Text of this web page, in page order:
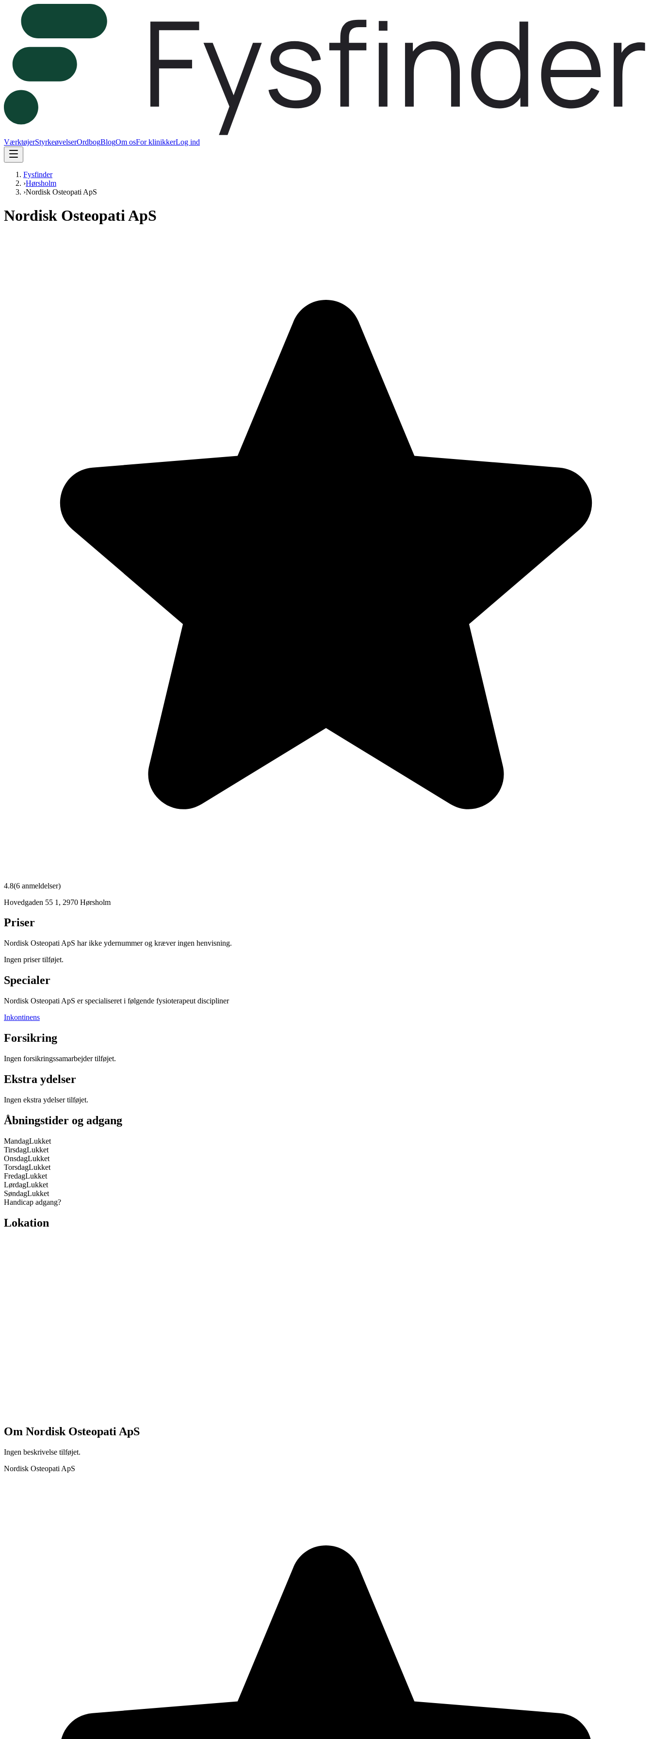
VærktøjerStyrkeøvelserOrdbogBlogOm osFor klinikkerLog ind
Fysfinder
›Hørsholm
›Nordisk Osteopati ApS
Nordisk Osteopati ApS
4.8(6 anmeldelser)
Hovedgaden 55 1 , 2970 Hørsholm
Priser
Nordisk Osteopati ApS har ikke ydernummer og kræver ingen henvisning.
Ingen priser tilføjet.
Specialer
Nordisk Osteopati ApS er specialiseret i følgende fysioterapeut discipliner
Inkontinens
Forsikring
Ingen forsikringssamarbejder tilføjet.
Ekstra ydelser
Ingen ekstra ydelser tilføjet.
Åbningstider og adgang
MandagLukket
TirsdagLukket
OnsdagLukket
TorsdagLukket
FredagLukket
LørdagLukket
SøndagLukket
Handicap adgang?
Lokation
Om Nordisk Osteopati ApS
Ingen beskrivelse tilføjet.
Nordisk Osteopati ApS